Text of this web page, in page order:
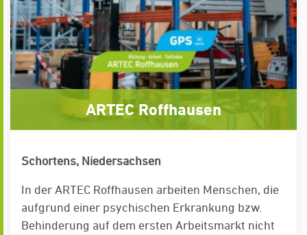
ARTEC Roffhausen
Schortens, Niedersachsen
In der ARTEC Roffhausen arbeiten Menschen, die
aufgrund einer psychischen Erkrankung bzw.
Behinderung auf dem ersten Arbeitsmarkt nicht